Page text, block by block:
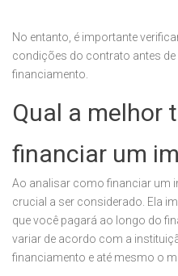
No entanto, é importante
condições do contrato antes
financiamento.
Qual a melhor
financiar um
Ao analisar como financiar um
crucial a ser considerado. Ela
que você pagará ao longo do
variar de acordo com a
financiamento e até mesmo o